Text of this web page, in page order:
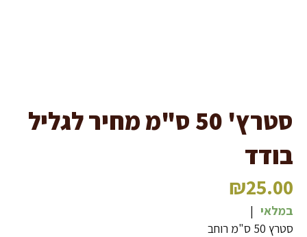
סטרץ' 50 ס"מ מחיר לגליל
בודד
₪25.00
במלאי |
סטרץ 50 ס"מ רוחב